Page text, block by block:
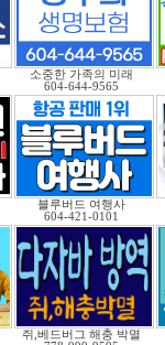
소중한 가족의 미래
604-644-9565
블루버드 여행사
604-421-0101
쥐,베드버그 해충 박멸